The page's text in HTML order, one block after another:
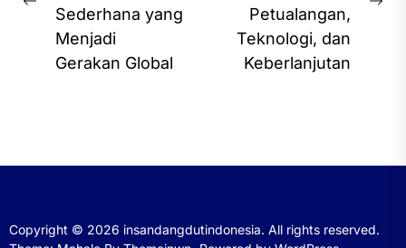
Previous
post:
Sederhana yang
Menjadi
Gerakan Global
Petualangan,
Teknologi, dan
Keberlanjutan
Copyright © 2026 insandangdutindonesia. All rights reserved.